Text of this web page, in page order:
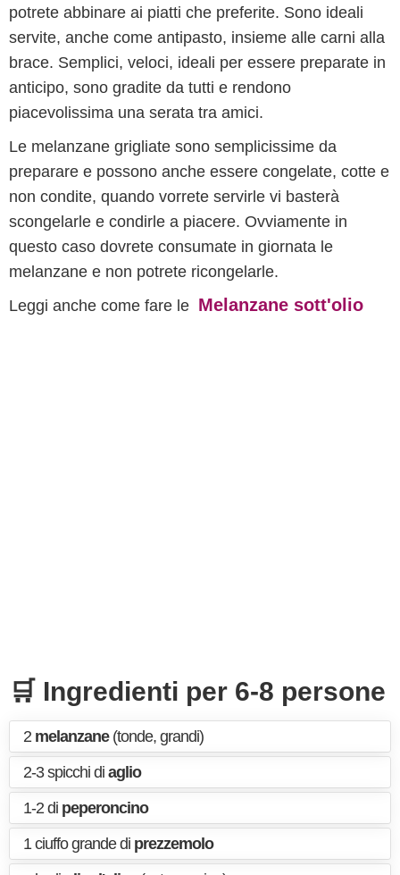
potrete abbinare ai piatti che preferite. Sono ideali
servite, anche come antipasto, insieme alle carni alla
brace. Semplici, veloci, ideali per essere preparate in
anticipo, sono gradite da tutti e rendono
piacevolissima una serata tra amici.
Le melanzane grigliate sono semplicissime da
preparare e possono anche essere congelate, cotte e
non condite, quando vorrete servirle vi basterà
scongelarle e condirle a piacere. Ovviamente in
questo caso dovrete consumate in giornata le
melanzane e non potrete ricongelarle.
Leggi anche come fare le Melanzane sott'olio
🛒 Ingredienti per 6-8 persone
2 melanzane(tonde, grandi)
2-3 spicchi di aglio
1-2 di peperoncino
1 ciuffo grande di prezzemolo